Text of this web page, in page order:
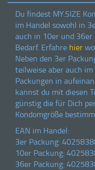
Du findest MY.SIZE
im Handel sowohl in
auch in 10er und
Bedarf. Erfahre hier
Neben den 3er
teilweise aber auch
Packungen in
kannst du mit diesen
günstig die für Dich
Kondomgröße
EAN im Handel:
3er Packung:
10er Packung:
36er Packung: